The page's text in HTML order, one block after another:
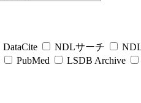
DataCite NDLサーチ
PubMed LSDB Archive